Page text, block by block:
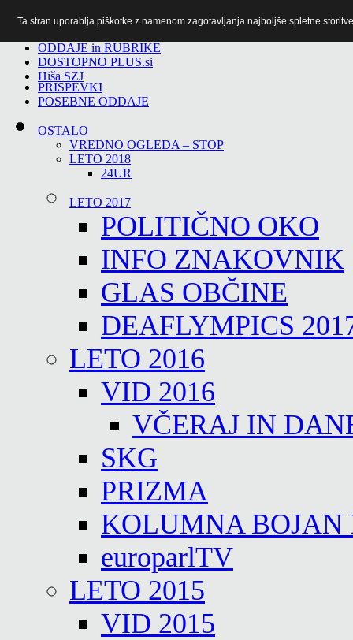
ODDAJE in RUBRIKE
DOSTOPNO PLUS.si
Hiša SZJ
PRISPEVKI
POSEBNE ODDAJE
OSTALO
VREDNO OGLEDA – STOP
LETO 2018
24UR
LETO 2017
POLITIČNO OKO
INFO ZNAKOVNIK
GLAS OBČINE
DEAFLYMPICS
LETO 2016
VID 2016
VČERAJ IN
SKG
PRIZMA
KOLUMNA BOJAN
europarlTV
LETO 2015
VID 2015
Ta stran uporablja piškotke z namenom zagotavljanja najboljše spletne